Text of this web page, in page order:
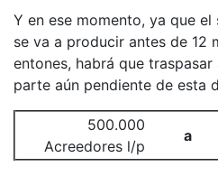
Y en ese momento, ya que
se va a producir antes de 12
entones, habrá que
parte aún pendiente de esta
500.000
Acreedores l/p
a